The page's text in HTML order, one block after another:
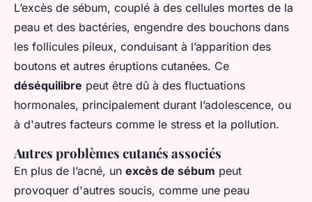
L’excès de sébum, couplé à des cellules mortes de la
peau et des bactéries, engendre des bouchons dans
les follicules pileux, conduisant à l’apparition des
boutons et autres éruptions cutanées. Ce
déséquilibre peut être dû à des fluctuations
hormonales, principalement durant l’adolescence, ou
à d'autres facteurs comme le stress et la pollution.
Autres problèmes cutanés associés
En plus de l’acné, un excès de sébum peut
provoquer d'autres soucis, comme une peau